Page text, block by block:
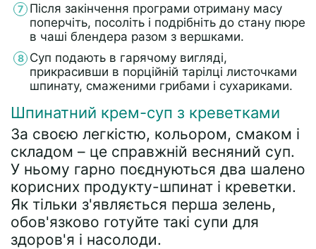
Після закінчення програми отриману масу
поперчіть, посоліть і подрібніть до стану пюре
в чаші блендера разом з вершками.
Суп подають в гарячому вигляді,
прикрасивши в порційній тарілці листочками
шпинату, смаженими грибами і сухариками.
Шпинатний крем-суп з креветками
За своєю легкістю, кольором, смаком і
складом – це справжній весняний суп.
У ньому гарно поєднуються два шалено
корисних продукту-шпинат і креветки.
Як тільки з'являється перша зелень,
обов'язково готуйте такі супи для
здоров'я і насолоди.